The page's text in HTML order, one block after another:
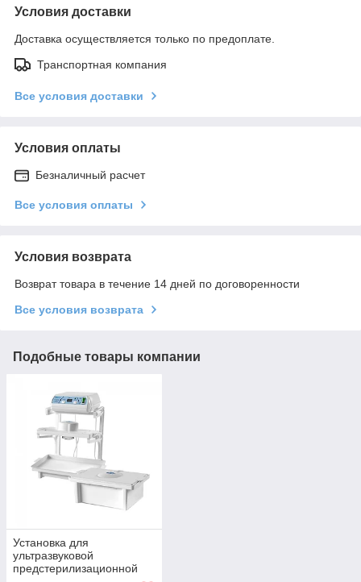
Условия доставки
Доставка осуществляется только по предоплате.
Транспортная компания
Все условия доставки
Условия оплаты
Безналичный расчет
Все условия оплаты
Условия возврата
Возврат товара в течение 14 дней по договоренности
Все условия возврата
Подобные товары компании
Установка для
ультразвуковой
предстерилизационной